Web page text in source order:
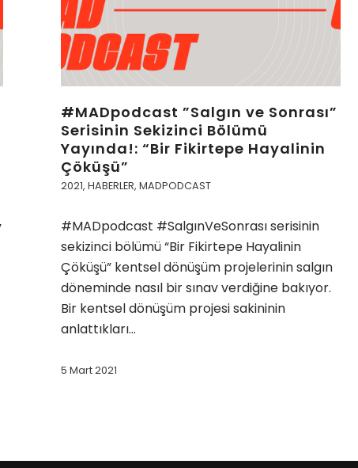
#MADpodcast ”Salgın ve Sonrası”
Serisinin Sekizinci Bölümü
Yayında!: “Bir Fikirtepe Hayalinin
Çöküşü”
2021, HABERLER, MADPODCAST
#MADpodcast #SalgınVeSonrası serisinin
sekizinci bölümü “Bir Fikirtepe Hayalinin
Çöküşü” kentsel dönüşüm projelerinin salgın
döneminde nasıl bir sınav verdiğine bakıyor.
Bir kentsel dönüşüm projesi sakininin
anlattıkları…
5 Mart 2021